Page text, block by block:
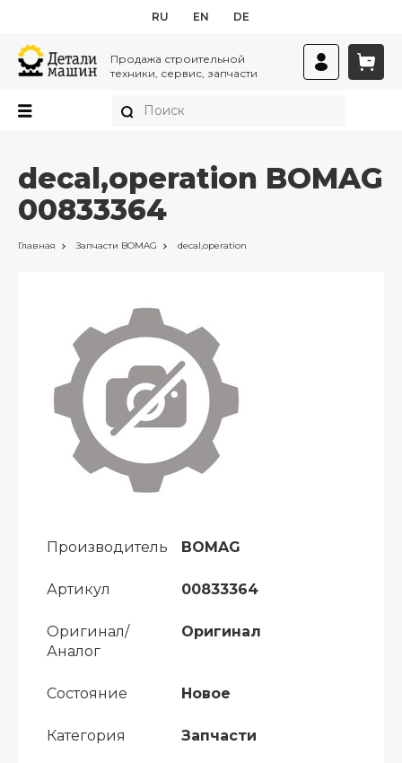
RU EN DE
Продажа строительной
техники, сервис, запчасти
decal,operation BOMAG
00833364
Главная Запчасти BOMAG decal,operation
Производитель BOMAG
Артикул 00833364
Оригинал/
Аналог
Оригинал
Состояние Новое
Категория Запчасти